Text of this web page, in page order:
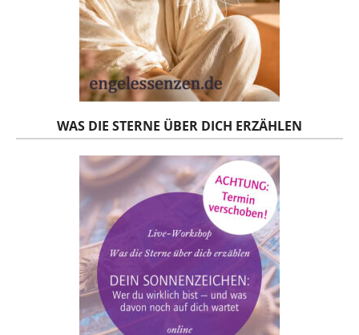
WAS DIE STERNE ÜBER DICH ERZÄHLEN